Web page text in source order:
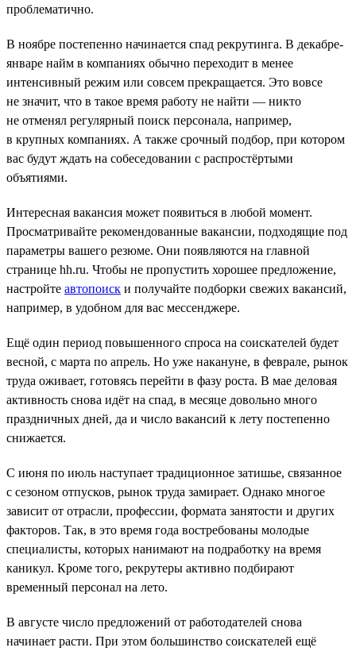
проблематично.
В ноябре постепенно начинается спад рекрутинга. В декабре-
январе найм в компаниях обычно переходит в менее
интенсивный режим или совсем прекращается. Это вовсе
не значит, что в такое время работу не найти — никто
не отменял регулярный поиск персонала, например,
в крупных компаниях. А также срочный подбор, при котором
вас будут ждать на собеседовании с распростёртыми
объятиями.
Интересная вакансия может появиться в любой момент.
Просматривайте рекомендованные вакансии, подходящие под
параметры вашего резюме. Они появляются на главной
странице hh.ru. Чтобы не пропустить хорошее предложение,
настройте автопоиск и получайте подборки свежих вакансий,
например, в удобном для вас мессенджере.
Ещё один период повышенного спроса на соискателей будет
весной, с марта по апрель. Но уже накануне, в феврале, рынок
труда оживает, готовясь перейти в фазу роста. В мае деловая
активность снова идёт на спад, в месяце довольно много
праздничных дней, да и число вакансий к лету постепенно
снижается.
С июня по июль наступает традиционное затишье, связанное
с сезоном отпусков, рынок труда замирает. Однако многое
зависит от отрасли, профессии, формата занятости и других
факторов. Так, в это время года востребованы молодые
специалисты, которых нанимают на подработку на время
каникул. Кроме того, рекрутеры активно подбирают
временный персонал на лето.
В августе число предложений от работодателей снова
начинает расти. При этом большинство соискателей ещё